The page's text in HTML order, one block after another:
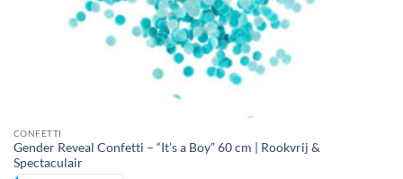
CONFETTI
Gender Reveal Confetti – “It’s a Boy” 60 cm | Rookvrij &
Spectaculair